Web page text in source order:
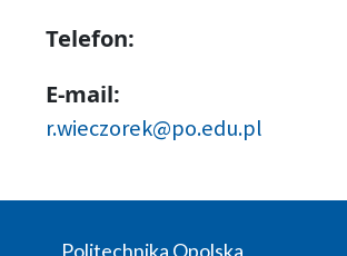
Telefon:
E-mail:
r.wieczorek@po.edu.pl
Politechnika Opolska